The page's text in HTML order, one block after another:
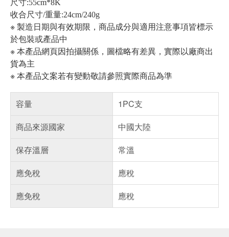
尺寸:55cm*8K
收合尺寸/重量:24cm/240g
※ 製造日期與有效期限，商品成分與適用注意事項皆標示
於包裝或產品中
※ 本產品網頁因拍攝關係，圖檔略有差異，實際以廠商出
貨為主
※ 本產品文案若有變動敬請參照實際商品為準
容量
1PC支
商品來源國家
中國大陸
保存溫層
常溫
應免稅
應稅
應免稅
應稅